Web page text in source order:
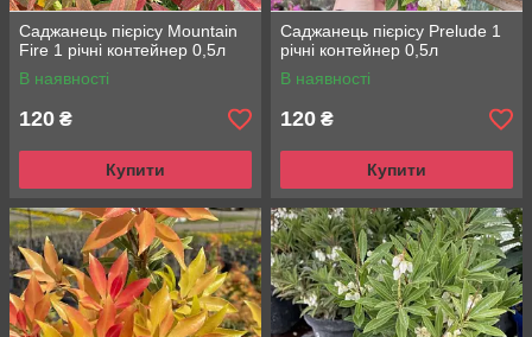
Саджанець пієрісу Mountain
Fire 1 річні контейнер 0,5л
В наявності
120 ₴
Купити
Саджанець пієрісу Prelude 1
річні контейнер 0,5л
В наявності
120 ₴
Купити